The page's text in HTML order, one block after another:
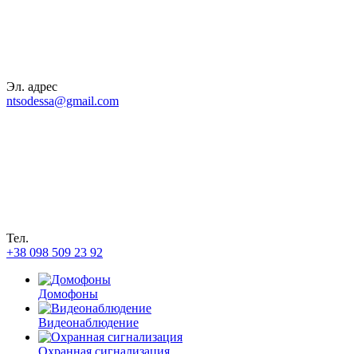
Эл. адрес
ntsodessa@gmail.com
Тел.
+38 098 509 23 92
Домофоны
Видеонаблюдение
Охранная сигнализация